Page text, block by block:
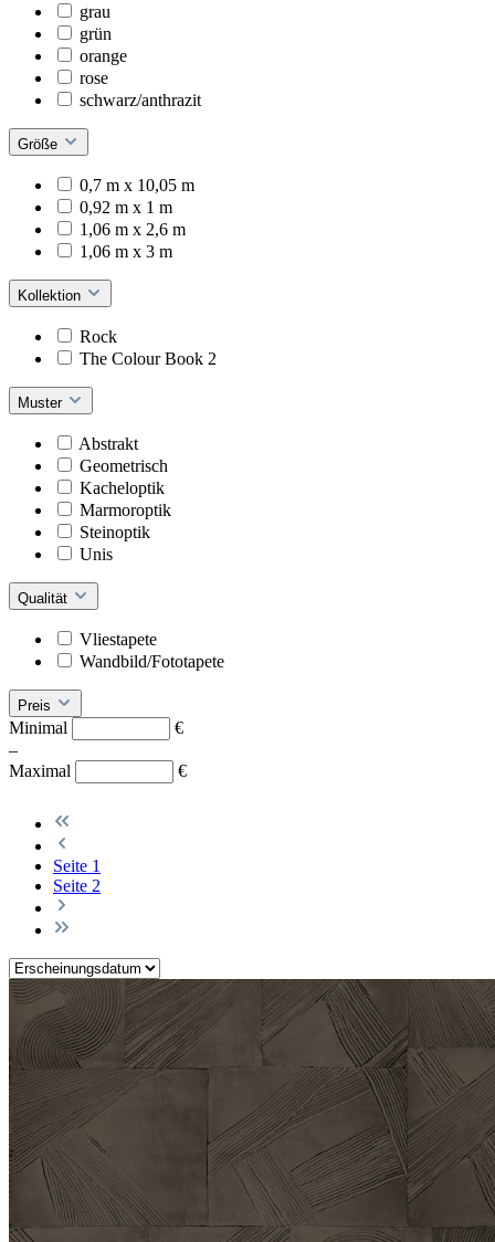
grau
grün
orange
rose
schwarz/anthrazit
Größe
0,7 m x 10,05 m
0,92 m x 1 m
1,06 m x 2,6 m
1,06 m x 3 m
Kollektion
Rock
The Colour Book 2
Muster
Abstrakt
Geometrisch
Kacheloptik
Marmoroptik
Steinoptik
Unis
Qualität
Vliestapete
Wandbild/Fototapete
Preis
Minimal
€
–
Maximal
€
Seite 1
Seite 2